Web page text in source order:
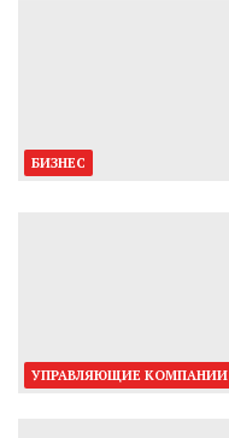
БИЗНЕС
УПРАВЛЯЮЩИЕ КОМПАНИИ